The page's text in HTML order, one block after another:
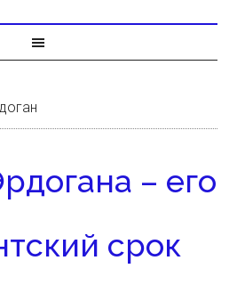
– его
срок